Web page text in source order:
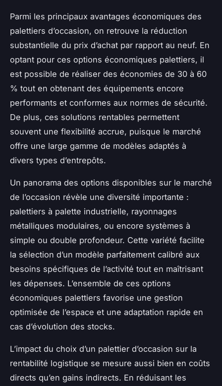
Parmi les principaux avantages économiques des
palettiers d’occasion, on retrouve la réduction
substantielle du prix d’achat par rapport au neuf. En
optant pour ces options économiques palettiers, il
est possible de réaliser des économies de 30 à 60
% tout en obtenant des équipements encore
performants et conformes aux normes de sécurité.
De plus, ces solutions rentables permettent
souvent une flexibilité accrue, puisque le marché
offre une large gamme de modèles adaptés à
divers types d’entrepôts.
Un panorama des options disponibles sur le marché
de l’occasion révèle une diversité importante :
palettiers à palette industrielle, rayonnages
métalliques modulaires, ou encore systèmes à
simple ou double profondeur. Cette variété facilite
la sélection d’un modèle parfaitement calibré aux
besoins spécifiques de l’activité tout en maîtrisant
les dépenses. L’ensemble de ces options
économiques palettiers favorise une gestion
optimisée de l’espace et une adaptation rapide en
cas d’évolution des stocks.
L’impact du choix d’un palettier d’occasion sur la
rentabilité logistique se mesure aussi bien en coûts
directs qu’en gains indirects. En réduisant les